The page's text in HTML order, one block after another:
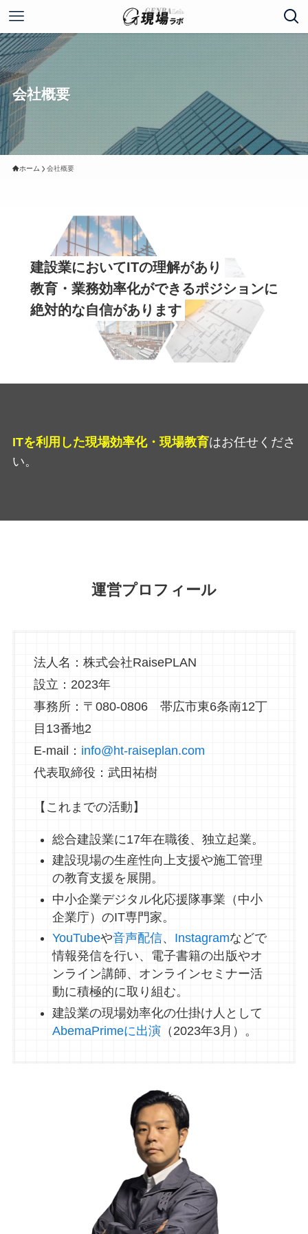
会社概要
ホーム 会社概要
建設業においてITの理解があり
教育・業務効率化ができるポジションに
絶対的な自信があります
ITを利用した現場効率化・現場教育はお任せくださ
い。
運営プロフィール
法人名：株式会社RaisePLAN
設立：2023年
事務所：〒080-0806 帯広市東6条南12丁
目13番地2
E-mail： info@ht-raiseplan.com
代表取締役：武田祐樹
【これまでの活動】
総合建設業に17年在職後、独立起業。
建設現場の生産性向上支援や施工管理
の教育支援を展開。
中小企業デジタル化応援隊事業（中小
企業庁）のIT専門家。
YouTubeや音声配信、 Instagramなどで
情報発信を行い、電子書籍の出版やオ
ンライン講師、オンラインセミナー活
動に積極的に取り組む。
建設業の現場効率化の仕掛け人として
AbemaPrimeに出演 （2023年3月）。